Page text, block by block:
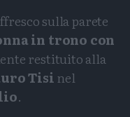
sulla parete
in trono con
restituito alla
Tisinel
.